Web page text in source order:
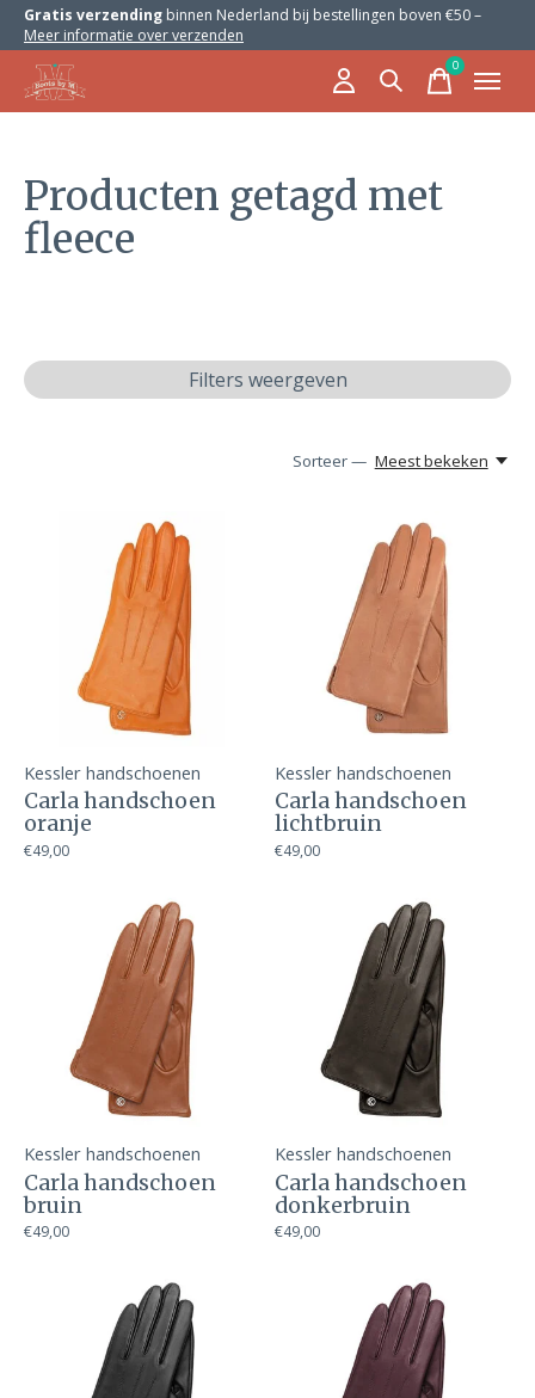
Gratis verzending binnen Nederland bij bestellingen boven €50 –
Meer informatie over verzenden
0items
Producten getagd met
fleece
Filters weergeven
Sorteer — Meest bekeken
Kessler handschoenen
Carla handschoen
oranje
€49,00
Kessler handschoenen
Carla handschoen
lichtbruin
€49,00
Kessler handschoenen
Carla handschoen
bruin
€49,00
Kessler handschoenen
Carla handschoen
donkerbruin
€49,00